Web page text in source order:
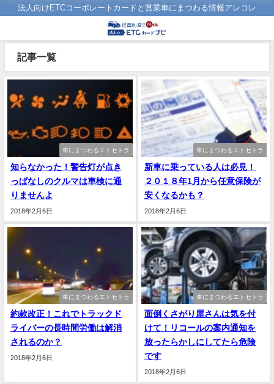
法人向けETCコーポレートカードと営業車にまつわる情報アレコレ
記事一覧
車にまつわるエトセトラ
知らなかった！警告灯が点き
っぱなしのクルマは車検に通
りませんよ
2018年2月6日
車にまつわるエトセトラ
新車に乗っている人は必見！
２０１８年1月から任意保険が
安くなるかも？
2018年2月6日
車にまつわるエトセトラ
約款改正！これでトラックド
ライバーの長時間労働は解消
されるのか？
2018年2月6日
車にまつわるエトセトラ
面倒くさがり屋さんは気を付
けて！リコールの案内通知を
放ったらかしにしてたら危険
です
2018年2月6日